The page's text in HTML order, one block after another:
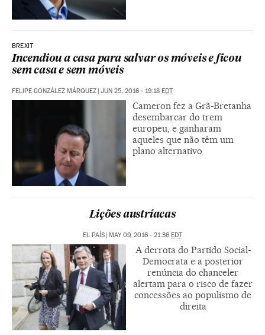
BREXIT
Incendiou a casa para salvar os móveis e ficou
sem casa e sem móveis
FELIPE GONZÁLEZ MÁRQUEZ | JUN 25, 2016 - 19:18 EDT
Cameron fez a Grã-Bretanha
desembarcar do trem
europeu, e ganharam
aqueles que não têm um
plano alternativo
Lições austríacas
EL PAÍS | MAY 09, 2016 - 21:36 EDT
A derrota do Partido Social-
Democrata e a posterior
renúncia do chanceler
alertam para o risco de fazer
concessões ao populismo de
direita